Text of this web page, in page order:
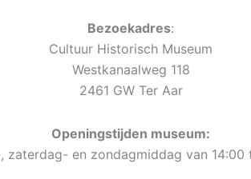
Bezoekadres:
Cultuur Historisch Museum
Westkanaalweg 118
2461 GW Ter Aar
Openingstijden museum:
zaterdag- en zondagmiddag van 14:00